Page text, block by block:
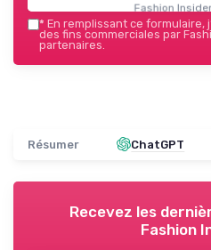
Fashion
* En remplissant ce formulaire,
des fins commerciales par
partenaires.
Résumer ChatGPT
Recevez les
Fashion